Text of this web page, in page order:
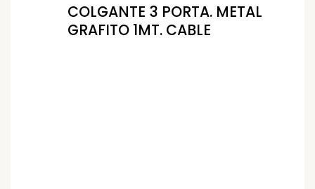
COLGANTE 3 PORTA. METAL
GRAFITO 1MT. CABLE